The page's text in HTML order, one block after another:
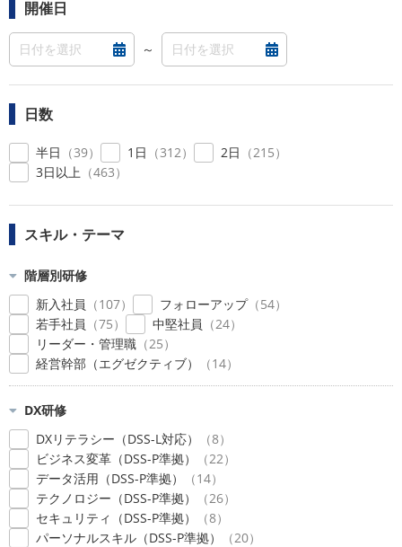
開催日
～
日数
半日 39 1日 312 2日
215
3日以上
463
スキル・テーマ
階層別研修
新入社員
107 フォローアップ
54
若手社員
75 中堅社員
24
リーダー・管理職
25
経営幹部（エグゼクティブ）
14
DX研修
DXリテラシー（DSS-L対応）
8
ビジネス変革（DSS-P準拠）
22
データ活用（DSS-P準拠）
14
テクノロジー（DSS-P準拠）
26
セキュリティ（DSS-P準拠）
8
パーソナルスキル（DSS-P準拠）
20